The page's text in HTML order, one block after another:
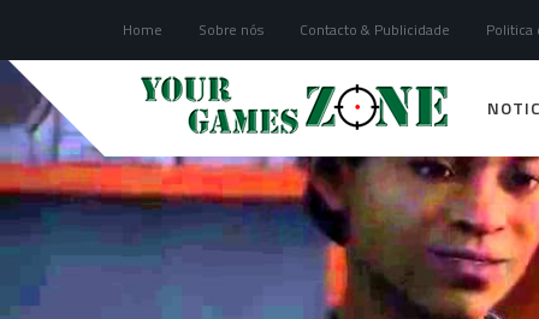
Home Sobre nós Contacto & Publicidade Politica